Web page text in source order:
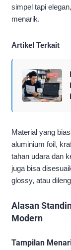
simpel tapi
menarik.
Artikel Terkait
Material yang
aluminium foil,
tahan udara dan
juga bisa
glossy, atau
Alasan
Modern
Tampilan